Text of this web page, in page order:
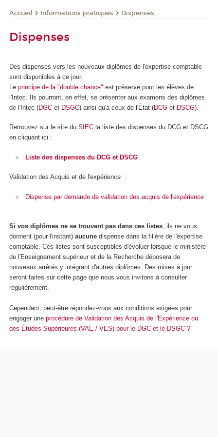
Accueil Informations pratiques Dispenses
Dispenses
Des dispenses vers les nouveaux diplômes de l'expertise comptable
sont disponibles à ce jour.
Le principe de la "double chance" est préservé pour les élèves de
l'Intec. Ils pourront, en effet, se présenter aux examens des diplômes
de l'Intec (DGC et DSGC) ainsi qu'à ceux de l'État (DCG et DSCG).
Retrouvez sur le site du SIEC la liste des dispenses du DCG et DSCG
en cliquant ici :
Liste des dispenses du DCG et DSCG
Validation des Acquis et de l'expérience :
Dispense par demande de validation des acquis de l'expérience
Si vos diplômes ne se trouvent pas dans ces listes , ils ne vous
donnent (pour l'instant) aucune dispense dans la filière de l'expertise
comptable. Ces listes sont susceptibles d'évoluer lorsque le ministère
de l'Enseignement supérieur et de la Recherche déposera de
nouveaux arrêtés y intégrant d'autres diplômes. Des mises à jour
seront faites sur cette page que nous vous invitons à consulter
régulièrement.
Cependant, peut-être répondez-vous aux conditions exigées pour
engager une procédure de Validation des Acquis de l'Expérience ou
des Études Supérieures (VAE / VES) pour le DGC et le DSGC ?